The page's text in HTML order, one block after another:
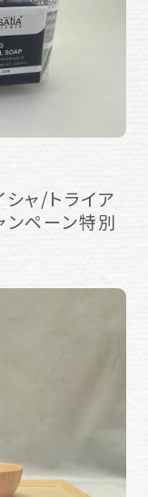
シャ/トライア
ンペーン特別